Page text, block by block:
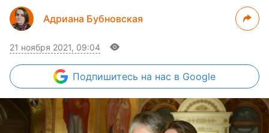
Адриана Бубновская
21 ноября 2021, 09:04
Подпишитесь на нас в Google